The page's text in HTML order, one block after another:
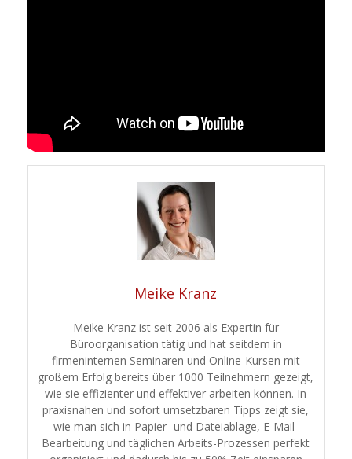
Meike Kranz
Meike Kranz ist seit 2006 als Expertin für
Büroorganisation tätig und hat seitdem in
firmeninternen Seminaren und Online-Kursen mit
großem Erfolg bereits über 1000 Teilnehmern gezeigt,
wie sie effizienter und effektiver arbeiten können. In
praxisnahen und sofort umsetzbaren Tipps zeigt sie,
wie man sich in Papier- und Dateiablage, E-Mail-
Bearbeitung und täglichen Arbeits-Prozessen perfekt